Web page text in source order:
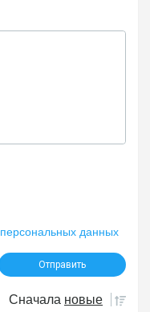
персональных данных
Сначала новые